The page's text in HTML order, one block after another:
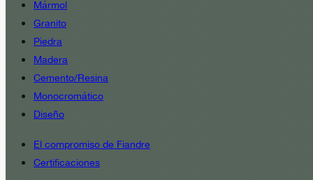
Mármol
Granito
Piedra
Madera
Cemento/Resina
Monocromático
Diseño
El compromiso de Fiandre
Certificaciones